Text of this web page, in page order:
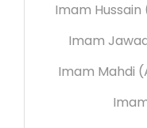
Imam Hussain
Imam
Imam Mahdi